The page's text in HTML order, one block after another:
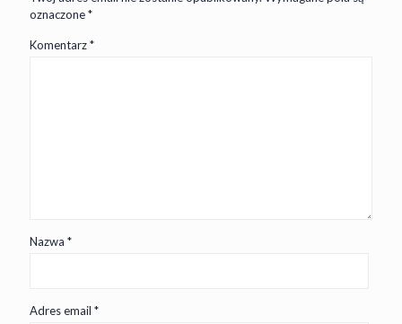
oznaczone*
Komentarz*
Nazwa *
Adres email *